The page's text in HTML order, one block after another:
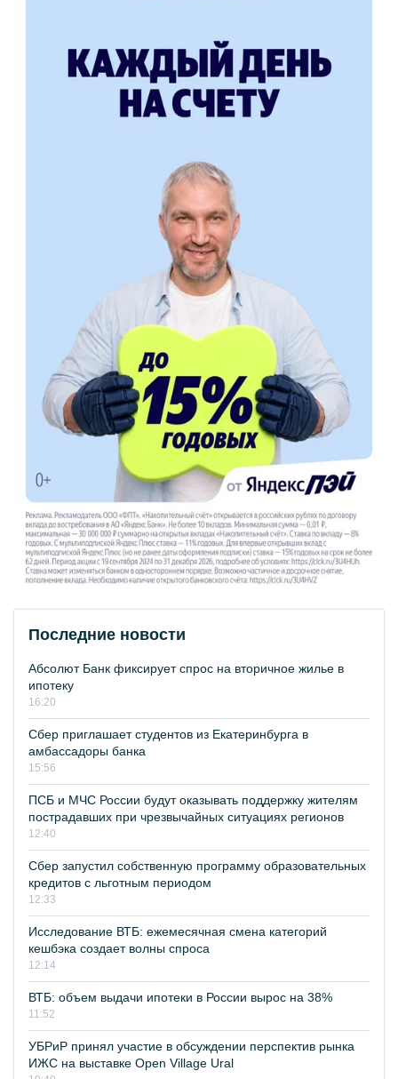
Последние новости
Абсолют Банк фиксирует спрос на вторичное жилье в
ипотеку
16:20
Сбер приглашает студентов из Екатеринбурга в
амбассадоры банка
15:56
ПСБ и МЧС России будут оказывать поддержку жителям
пострадавших при чрезвычайных ситуациях регионов
12:40
Сбер запустил собственную программу образовательных
кредитов с льготным периодом
12:33
Исследование ВТБ: ежемесячная смена категорий
кешбэка создает волны спроса
12:14
ВТБ: объем выдачи ипотеки в России вырос на 38%
11:52
УБРиР принял участие в обсуждении перспектив рынка
ИЖС на выставке Open Village Ural